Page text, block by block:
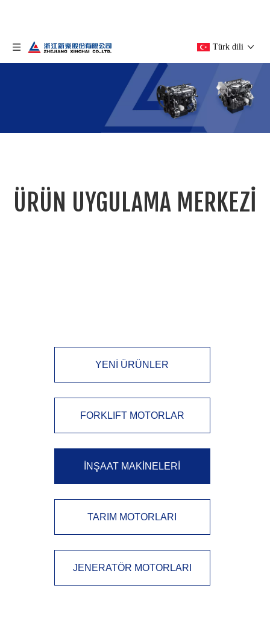
Türk dili
ÜRÜNLER MERKEZİ
geçerli yer: Ev Ürün Merkezi İNŞAAT MAKİNELERİ
ÜRÜN UYGULAMA MERKEZİ
YENİ ÜRÜNLER
FORKLIFT MOTORLAR
İNŞAAT MAKİNELERİ
TARIM MOTORLARI
JENERATÖR MOTORLARI